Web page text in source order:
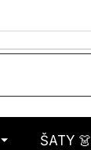
ŠATY 👗